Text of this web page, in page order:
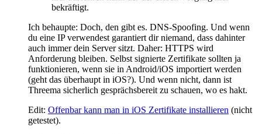
bekräftigt.
Ich behaupte: Doch, den gibt es. DNS-Spoofing. Und wenn
du eine IP verwendest garantiert dir niemand, dass dahinter
auch immer dein Server sitzt. Daher: HTTPS wird
Anforderung bleiben. Selbst signierte Zertifikate sollten ja
funktionieren, wenn sie in Android/iOS importiert werden
(geht das überhaupt in iOS?). Und wenn nicht, dann ist
Threema sicherlich gesprächsbereit zu schauen, wo es hakt.
Edit: Offenbar kann man in iOS Zertifikate installieren (nicht
getestet).